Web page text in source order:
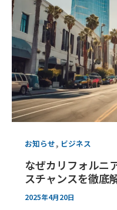
お知らせ, ビジネス
なぜカリフォルニ
スチャンスを徹底
2025年4月20日